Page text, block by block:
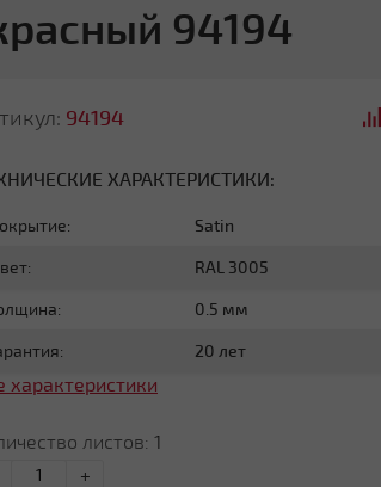
94194
94194
ХАРАКТЕРИСТИКИ:
Satin
RAL 3005
0.5 мм
20 лет
характеристики
листов: 1
+